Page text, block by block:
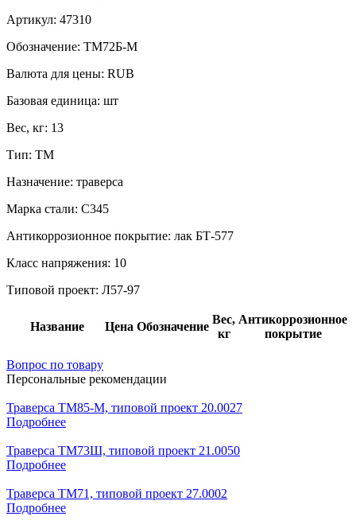
Артикул: 47310
Обозначение: ТМ72Б-М
Валюта для цены: RUB
Базовая единица: шт
Вес, кг: 13
Тип: ТМ
Назначение: траверса
Марка стали: С345
Антикоррозионное покрытие: лак БТ-577
Класс напряжения: 10
Типовой проект: Л57-97
Название Цена Обозначение
Вес,
кг
Антикоррозионное
покрытие
Вопрос по товару
Персональные рекомендации
Траверса ТМ85-М, типовой проект 20.0027
Подробнее
Траверса ТМ73Ш, типовой проект 21.0050
Подробнее
Траверса ТМ71, типовой проект 27.0002
Подробнее